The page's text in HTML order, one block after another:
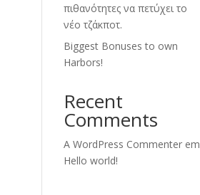
πιθανότητες να πετύχει το
νέο τζάκποτ.
Biggest Bonuses to own
Harbors!
Recent
Comments
A WordPress Commenter em
Hello world!